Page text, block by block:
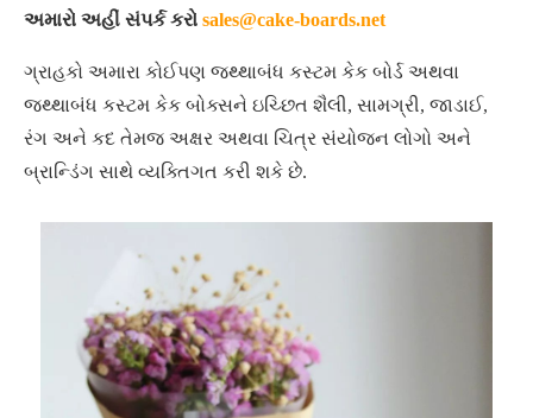
અમારો અહીં સંપર્ક કરો sales@cake-boards.net
ગ્રાહકો અમારા કોઈપણ જથ્થાબંધ કસ્ટમ કેક બોર્ડ અથવા
જથ્થાબંધ કસ્ટમ કેક બોક્સને ઇચ્છિત શૈલી, સામગ્રી, જાડાઈ,
રંગ અને કદ તેમજ અક્ષર અથવા ચિત્ર સંયોજન લોગો અને
બ્રાન્ડિંગ સાથે વ્યક્તિગત કરી શકે છે.